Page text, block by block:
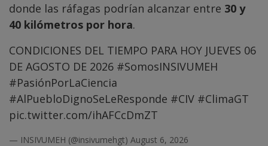
donde las ráfagas podrían alcanzar entre 30 y
40 kilómetros por hora.
CONDICIONES DEL TIEMPO PARA HOY JUEVES 06
DE AGOSTO DE 2026 #SomosINSIVUMEH
#PasiónPorLaCiencia
#AlPuebloDignoSeLeResponde #CIV #ClimaGT
pic.twitter.com/ihAFCcDmZT
— INSIVUMEH (@insivumehgt) August 6, 2026